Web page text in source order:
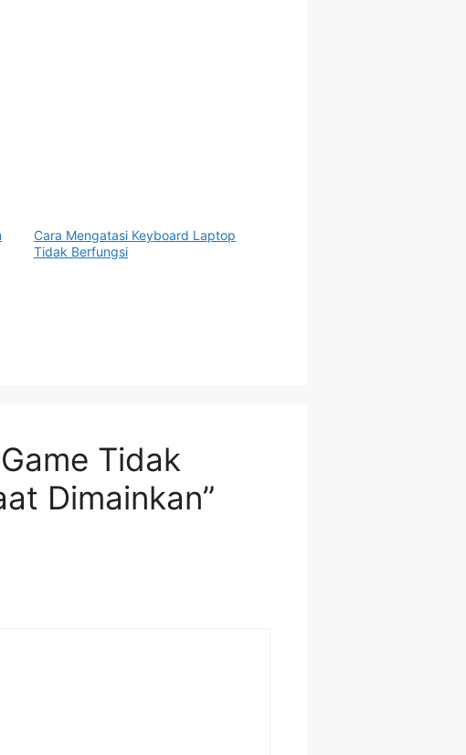
Cara Mengatasi Keyboard Laptop
Tidak Berfungsi
Tidak
Dimainkan”